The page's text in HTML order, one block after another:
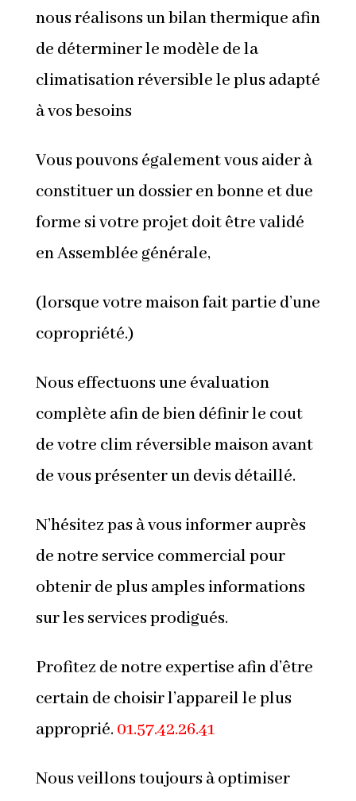
nous réalisons un bilan thermique afin
de déterminer le modèle de la
climatisation réversible le plus adapté
à vos besoins
Vous pouvons également vous aider à
constituer un dossier en bonne et due
forme si votre projet doit être validé
en Assemblée générale,
(lorsque votre maison fait partie d’une
copropriété.)
Nous effectuons une évaluation
complète afin de bien définir le cout
de votre clim réversible maison avant
de vous présenter un devis détaillé.
N’hésitez pas à vous informer auprès
de notre service commercial pour
obtenir de plus amples informations
sur les services prodigués.
Profitez de notre expertise afin d’être
certain de choisir l’appareil le plus
approprié. 01.57.42.26.41
Nous veillons toujours à optimiser